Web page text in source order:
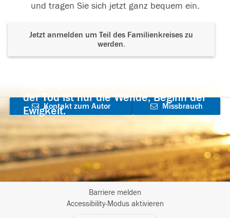
und tragen Sie sich jetzt ganz bequem ein.
Jetzt anmelden um Teil des Familienkreises zu
werden.
der Tod ist nur die Wende, Beginn der
Ewigkeit.
Kontakt zum Autor
aufnehmen
Missbrauch
Barriere melden
Accessibility-Modus aktivieren